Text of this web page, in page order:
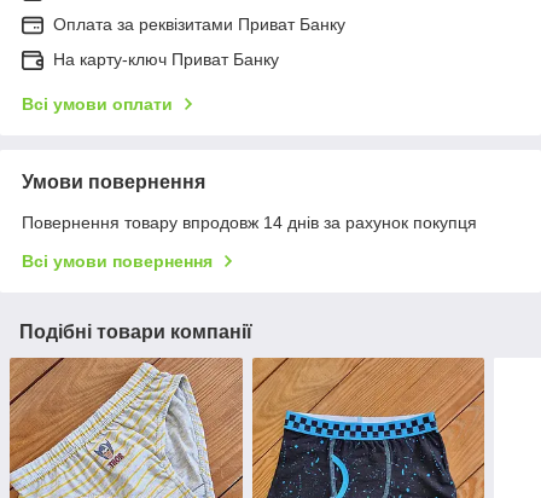
Оплата за реквізитами Приват Банку
На карту-ключ Приват Банку
Всі умови оплати
Умови повернення
Повернення товару впродовж 14 днів за рахунок покупця
Всі умови повернення
Подібні товари компанії